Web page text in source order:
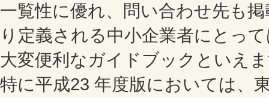
一覧性に優れ、問い合わせ先も
り定義される中小企業者にとっ
大変便利なガイドブックといえ
特に平成23 年度版においては、